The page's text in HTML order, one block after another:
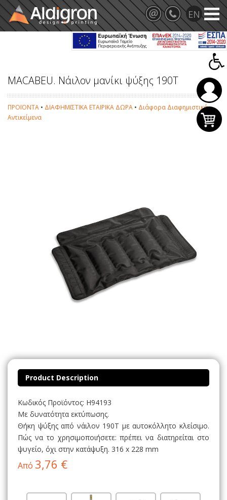
MACABEU. Νάιλον μανίκι ψύξης 190Τ
ΠΡΟΪΟΝΤΑ • ΔΙΑΦΗΜΙΣΤΙΚΑ ΕΤΑΙΡΙΚΑ ΔΩΡΑ • Διάφορα Διαφημιστικά
Αντικείμενα
Product Description
Κωδικός Προϊόντος: H94193
Με δυνατότητα εκτύπωσης.
Θήκη ψύξης από νάιλον 190T με αυτοκόλλητο κλείσιμο.
Πώς να το χρησιμοποιήσετε: πρέπει να διατηρείται στο
ψυγείο, όχι στην κατάψυξη. 316 x 228 mm
Από 3,76 €